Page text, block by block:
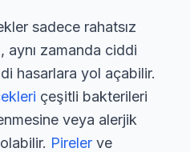
sadece rahatsız
aynı zamanda ciddi
hasarlara yol açabilir.
çeşitli bakterileri
veya alerjik
Pireler ve